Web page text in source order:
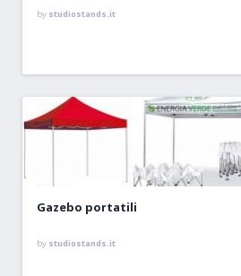
by studiostands.it
Gazebo portatili
by studiostands.it